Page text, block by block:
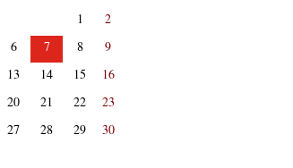
1
2
6 7 8
9
13 14 15
16
20 21 22
23
27 28 29
30